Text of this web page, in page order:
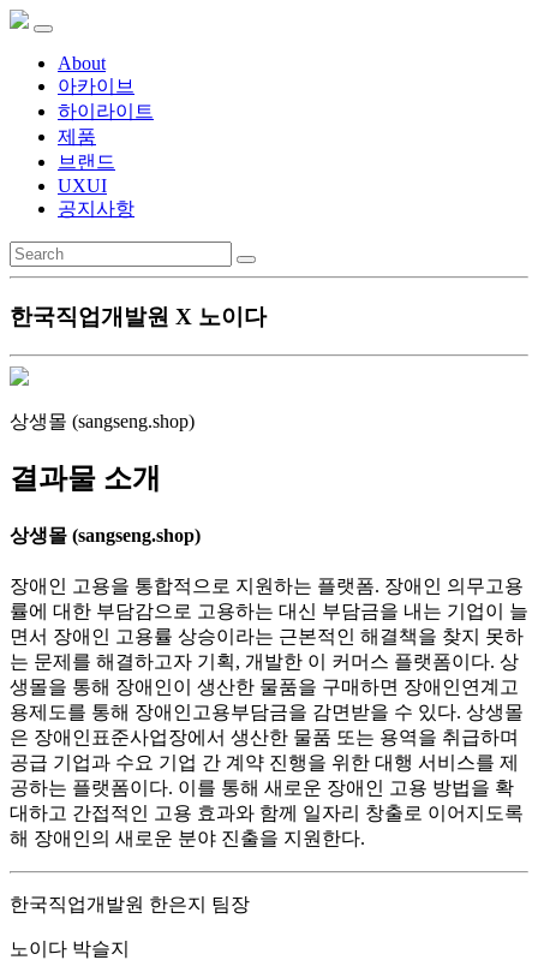
About
아카이브
하이라이트
제품
브랜드
UXUI
공지사항
한국직업개발원 X 노이다
상생몰 (sangseng.shop)
결과물 소개
상생몰 (sangseng.shop)
장애인 고용을 통합적으로 지원하는 플랫폼. 장애인 의무고용
률에 대한 부담감으로 고용하는 대신 부담금을 내는 기업이 늘
면서 장애인 고용률 상승이라는 근본적인 해결책을 찾지 못하
는 문제를 해결하고자 기획, 개발한 이 커머스 플랫폼이다. 상
생몰을 통해 장애인이 생산한 물품을 구매하면 장애인연계고
용제도를 통해 장애인고용부담금을 감면받을 수 있다. 상생몰
은 장애인표준사업장에서 생산한 물품 또는 용역을 취급하며
공급 기업과 수요 기업 간 계약 진행을 위한 대행 서비스를 제
공하는 플랫폼이다. 이를 통해 새로운 장애인 고용 방법을 확
대하고 간접적인 고용 효과와 함께 일자리 창출로 이어지도록
해 장애인의 새로운 분야 진출을 지원한다.
한국직업개발원 한은지 팀장
노이다 박슬지